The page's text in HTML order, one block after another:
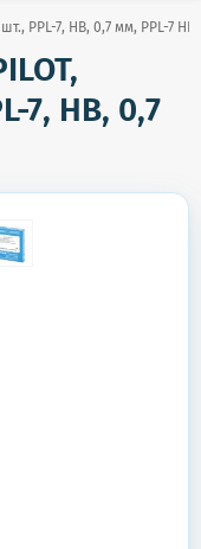
PPL-7, HB, 0,7 мм, PPL-7 HB
7, HB, 0,7